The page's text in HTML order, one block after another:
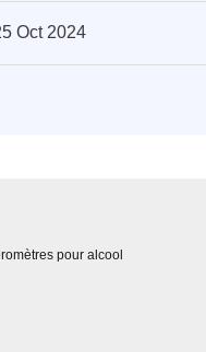
Oct 2024
pour alcool